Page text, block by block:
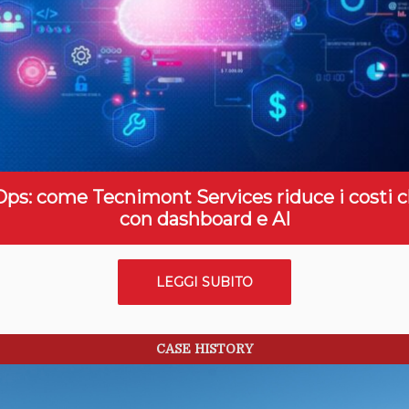
come Tecnimont Services riduce i costi
con dashboard e AI
LEGGI SUBITO
CASE HISTORY